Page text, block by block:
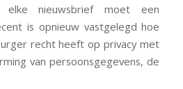
elke nieuwsbrief moet een
is opnieuw vastgelegd hoe
recht heeft op privacy met
van persoonsgegevens, de